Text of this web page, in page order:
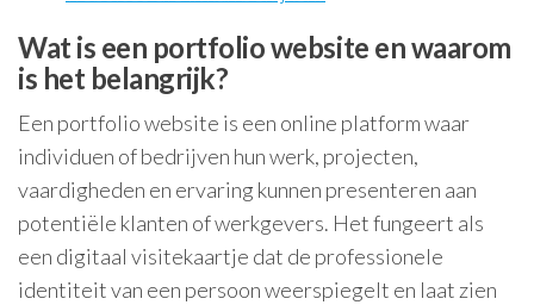
Wat is een portfolio website en waarom
is het belangrijk?
Een portfolio website is een online platform waar
individuen of bedrijven hun werk, projecten,
vaardigheden en ervaring kunnen presenteren aan
potentiële klanten of werkgevers. Het fungeert als
een digitaal visitekaartje dat de professionele
identiteit van een persoon weerspiegelt en laat zien